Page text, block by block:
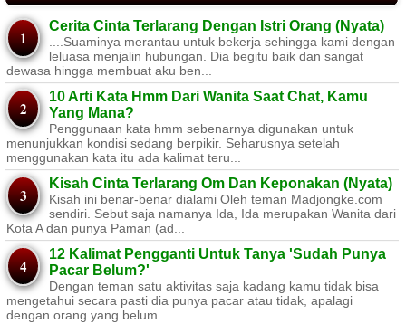
Cerita Cinta Terlarang Dengan Istri Orang (Nyata)
....Suaminya merantau untuk bekerja sehingga kami dengan
leluasa menjalin hubungan. Dia begitu baik dan sangat
dewasa hingga membuat aku ben...
10 Arti Kata Hmm Dari Wanita Saat Chat, Kamu
Yang Mana?
Penggunaan kata hmm sebenarnya digunakan untuk
menunjukkan kondisi sedang berpikir. Seharusnya setelah
menggunakan kata itu ada kalimat teru...
Kisah Cinta Terlarang Om Dan Keponakan (Nyata)
Kisah ini benar-benar dialami Oleh teman Madjongke.com
sendiri. Sebut saja namanya Ida, Ida merupakan Wanita dari
Kota A dan punya Paman (ad...
12 Kalimat Pengganti Untuk Tanya 'Sudah Punya
Pacar Belum?'
Dengan teman satu aktivitas saja kadang kamu tidak bisa
mengetahui secara pasti dia punya pacar atau tidak, apalagi
dengan orang yang belum...